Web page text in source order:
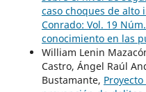
caso choques de alto
Conrado: Vol. 19
conocimiento en las
William Lenin
Castro, Ángel Raúl
Bustamante,